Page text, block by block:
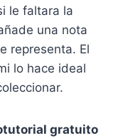
le faltara la
una nota
representa. El
lo hace ideal
gratuito